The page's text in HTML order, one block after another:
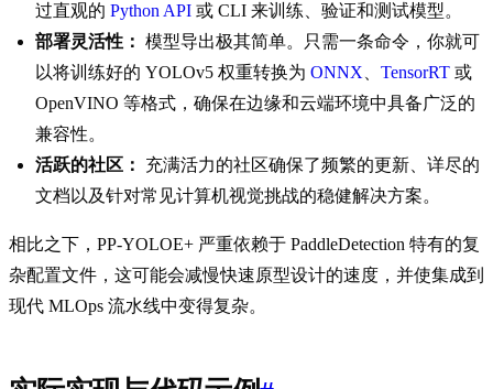
过直观的 Python API 或 CLI 来训练、验证和测试模型。
部署灵活性： 模型导出极其简单。只需一条命令，你就可
以将训练好的 YOLOv5 权重转换为 ONNX TensorRT 或
OpenVINO 等格式，确保在边缘和云端环境中具备广泛的
兼容性。
活跃的社区：
充满活力的社区确保了频繁的更新、详尽的
文档以及针对常见计算机视觉挑战的稳健解决方案。
相比之下，PP-YOLOE+ 严重依赖于 PaddleDetection 特有的复
杂配置文件，这可能会减慢快速原型设计的速度，并使集成到
现代 MLOps 流水线中变得复杂。